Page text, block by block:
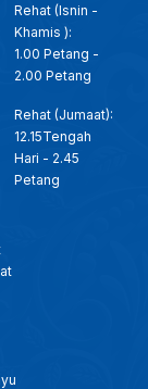
Rehat (Isnin -
Khamis ):
1.00 Petang -
2.00 Petang
Rehat (Jumaat):
12.15Tengah
Hari - 2.45
Petang